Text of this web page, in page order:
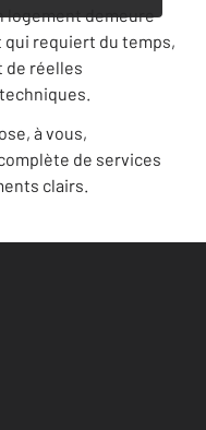
logement demeure
qui requiert du temps,
de réelles
à vous,
de services
clairs.